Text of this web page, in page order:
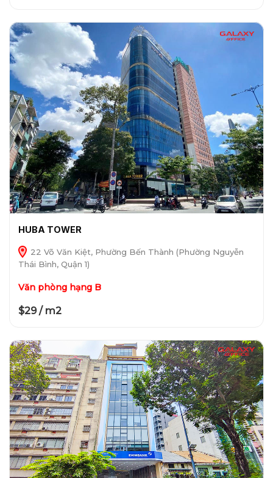
HUBA TOWER
22 Võ Văn Kiệt, Phường Bến Thành (Phường Nguyễn
Thái Bình, Quận 1)
Văn phòng hạng B
$29 / m2